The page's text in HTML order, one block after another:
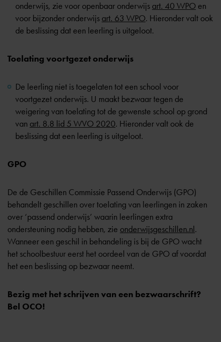
onderwijs, zie voor openbaar onderwijs art. 40 WPO en
voor bijzonder onderwijs art. 63 WPO. Hieronder valt ook
de beslissing dat een leerling is uitgeloot.
Toelating voortgezet onderwijs
De leerling niet is toegelaten tot een school voor
voortgezet onderwijs. U maakt bezwaar tegen de
weigering van toelating tot de gewenste school op grond
van art. 8.8 lid 5 WVO 2020. Hieronder valt ook de
beslissing dat een leerling is uitgeloot.
GPO
De de Geschillen Commissie Passend Onderwijs (GPO)
behandelt geschillen over toelating van leerlingen in zaken
over ‘passend onderwijs’ waarin leerlingen extra
ondersteuning nodig hebben, zie onderwijsgeschillen.nl.
Wanneer een geschil in behandeling is bij de GPO wacht
het schoolbestuur eerst het oordeel van de GPO af voordat
het een beslissing op bezwaar neemt.
Bezig met het schrijven van een bezwaarschrift?
Bel OCO!